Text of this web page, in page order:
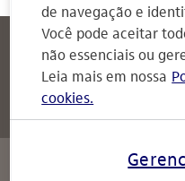
Itaú
Attendimento
Para Empresas
Attendimento Itaú
de navegação e
Você pode aceitar
não essenciais ou
Leia mais em nossa
cookies.